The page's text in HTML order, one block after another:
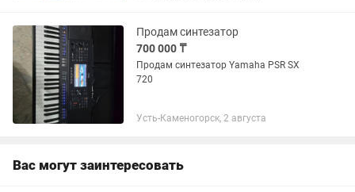
Продам синтезатор
700 000 ₸
Продам синтезатор Yamaha PSR SX
720
Усть-Каменогорск, 2 августа
Вас могут заинтересовать